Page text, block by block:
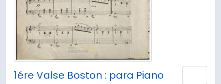
1ére Valse Boston : para Piano